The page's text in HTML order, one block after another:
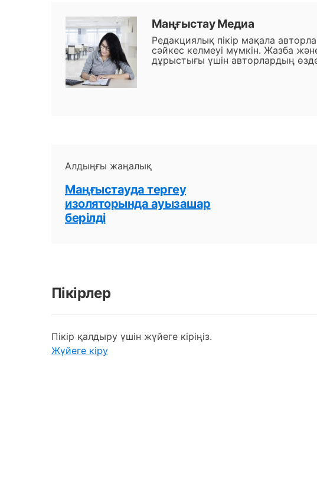
Маңғыстау Медиа
Редакциялық пікір мақала
сәйкес келмеуі мүмкін. Жазба
дұрыстығы үшін авторлардың
Алдыңғы жаңалық
Маңғыстауда тергеу
изоляторында ауызашар
берілді
Пікірлер
Пікір қалдыру үшін жүйеге кіріңіз.
Жүйеге кіру